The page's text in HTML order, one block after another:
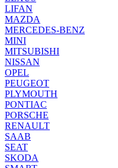
LIFAN
MAZDA
MERCEDES-BENZ
MINI
MITSUBISHI
NISSAN
OPEL
PEUGEOT
PLYMOUTH
PONTIAC
PORSCHE
RENAULT
SAAB
SEAT
SKODA